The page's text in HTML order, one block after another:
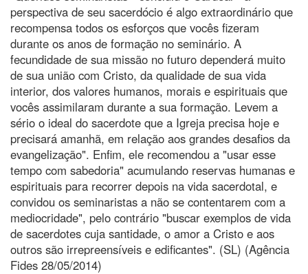
perspectiva de seu sacerdócio é algo extraordinário que
recompensa todos os esforços que vocês fizeram
durante os anos de formação no seminário. A
fecundidade de sua missão no futuro dependerá muito
de sua união com Cristo, da qualidade de sua vida
interior, dos valores humanos, morais e espirituais que
vocês assimilaram durante a sua formação. Levem a
sério o ideal do sacerdote que a Igreja precisa hoje e
precisará amanhã, em relação aos grandes desafios da
evangelização". Enfim, ele recomendou a "usar esse
tempo com sabedoria" acumulando reservas humanas e
espirituais para recorrer depois na vida sacerdotal, e
convidou os seminaristas a não se contentarem com a
mediocridade", pelo contrário "buscar exemplos de vida
de sacerdotes cuja santidade, o amor a Cristo e aos
outros são irrepreensíveis e edificantes". (SL) (Agência
Fides 28/05/2014)